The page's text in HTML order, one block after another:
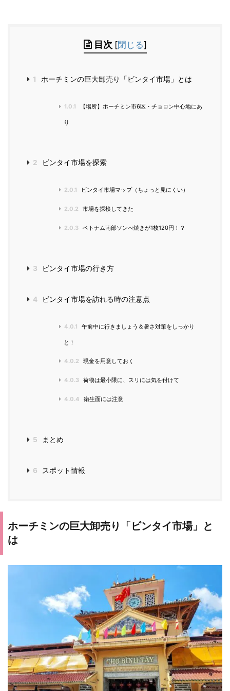
目次 [閉じる]
1 ホーチミンの巨大卸売り「ビンタイ市場」とは
1.0.1 【場所】ホーチミン市6区・チョロン中心地にあ
り
2 ビンタイ市場を探索
2.0.1 ビンタイ市場マップ（ちょっと見にくい）
2.0.2 市場を探検してきた
2.0.3 ベトナム南部ソンべ焼きが1枚120円！？
3 ビンタイ市場の行き方
4 ビンタイ市場を訪れる時の注意点
4.0.1 午前中に行きましょう＆暑さ対策をしっかり
と！
4.0.2 現金を用意しておく
4.0.3 荷物は最小限に、スリには気を付けて
4.0.4 衛生面には注意
5 まとめ
6 スポット情報
ホーチミンの巨大卸売り「ビンタイ市場」と
は